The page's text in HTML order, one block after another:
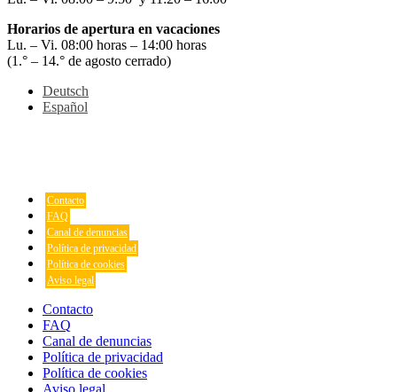
Horarios de apertura en vacaciones
Lu. – Vi. 08:00 horas – 14:00 horas
(1.° – 14.° de agosto cerrado)
Deutsch
Español
Contacto
FAQ
Canal de denuncias
Política de privacidad
Política de cookies
Aviso legal
Contacto
FAQ
Canal de denuncias
Política de privacidad
Política de cookies